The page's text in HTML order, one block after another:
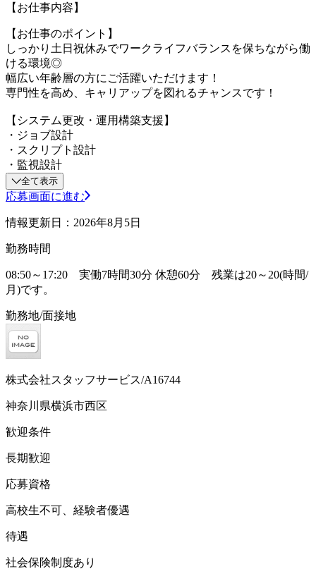
【お仕事内容】
【お仕事のポイント】
しっかり土日祝休みでワークライフバランスを保ちながら働
ける環境◎
幅広い年齢層の方にご活躍いただけます！
専門性を高め、キャリアップを図れるチャンスです！
【システム更改・運用構築支援】
・ジョブ設計
・スクリプト設計
・監視設計
全て表示
応募画面に進む
情報更新日：2026年8月5日
勤務時間
08:50～17:20 実働7時間30分 休憩60分 残業は20～20(時間/
月)です。
勤務地/面接地
株式会社スタッフサービス/A16744
神奈川県横浜市西区
歓迎条件
長期歓迎
応募資格
高校生不可、経験者優遇
待遇
社会保険制度あり